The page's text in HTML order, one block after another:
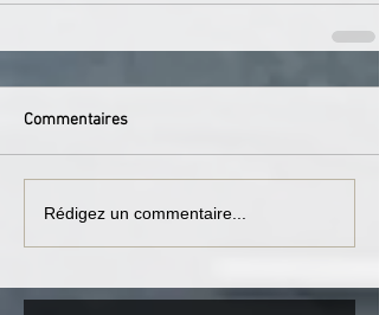
Commentaires
Rédigez un commentaire...